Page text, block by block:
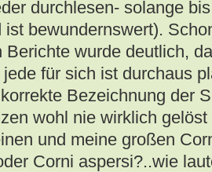
durchlesen- solange
ist bewundernswert).
Berichte wurde deutlich,
für sich ist durchaus
Bezeichnung der
wohl nie wirklich
und meine großen
Corni aspersi?..wie